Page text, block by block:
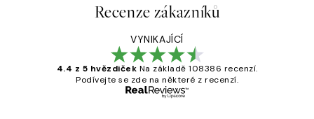
Recenze zákazníků
VYNIKAJÍCÍ
4.4 z 5 hvězdiček Na základě 108386 recenzí.
Podívejte se zde na některé z recenzí.